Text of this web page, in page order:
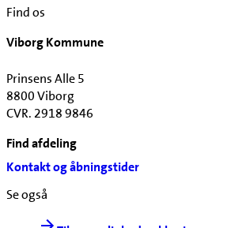
Find os
Viborg Kommune
Prinsens Alle 5
8800 Viborg
CVR. 2918 9846
Find afdeling
Kontakt og åbningstider
Se også